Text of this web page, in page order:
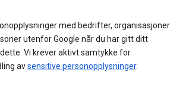
med bedrifter, organisasjoner
utenfor Google når du har gitt ditt
Vi krever aktivt samtykke for
avsensitive personopplysninger.